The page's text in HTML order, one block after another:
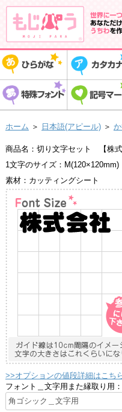
ホーム ＞ 日本語(アピール) ＞
商品名：切り文字セット 【株式
1文字のサイズ：M(120×120mm)
素材：カッティングシート
>>オプションの値段詳細はこち
フォント＿文字用また縁取り用：